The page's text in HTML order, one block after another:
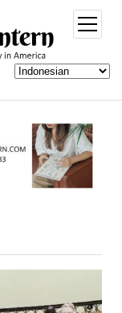
open
menu